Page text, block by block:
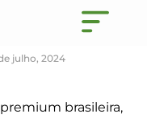
julho, 2024
brasileira,